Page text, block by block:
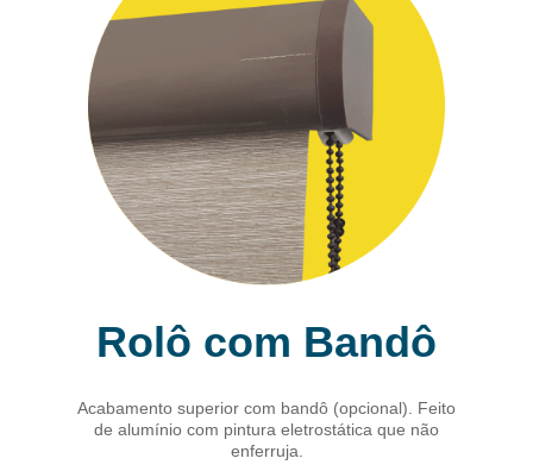
Rolô com Bandô
Acabamento superior com bandô (opcional). Feito
de alumínio com pintura eletrostática que não
enferruja.